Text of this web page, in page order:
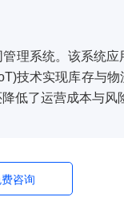
理系统。该系统
技术实现库存与
低了运营成本与风
咨询